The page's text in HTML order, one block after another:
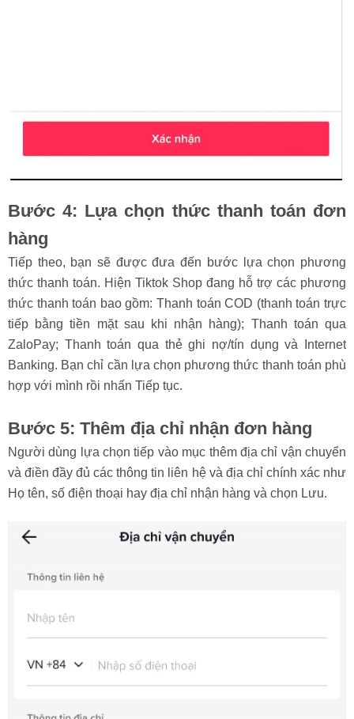
Bước 4: Lựa chọn thức thanh toán đơn
hàng
Tiếp theo, bạn sẽ được đưa đến bước lựa chọn phương
thức thanh toán. Hiện Tiktok Shop đang hỗ trợ các phương
thức thanh toán bao gồm: Thanh toán COD (thanh toán trực
tiếp bằng tiền mặt sau khi nhận hàng); Thanh toán qua
ZaloPay; Thanh toán qua thẻ ghi nợ/tín dụng và Internet
Banking. Bạn chỉ cần lựa chọn phương thức thanh toán phù
hợp với mình rồi nhấn Tiếp tục.
Bước 5: Thêm địa chỉ nhận đơn hàng
Người dùng lựa chọn tiếp vào mục thêm địa chỉ vận chuyển
và điền đầy đủ các thông tin liên hệ và địa chỉ chính xác như
Họ tên, số điện thoại hay địa chỉ nhận hàng và chọn Lưu.